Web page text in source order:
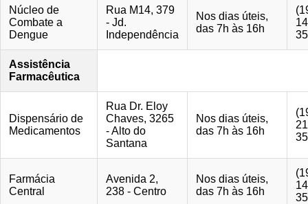
Núcleo de
Combate a
Dengue
Rua M14, 379
- Jd.
Independência
Nos dias úteis,
das 7h às 16h
Assistência
Farmacêutica
Dispensário de
Medicamentos
Rua Dr. Eloy
Chaves, 3265
- Alto do
Santana
Nos dias úteis,
das 7h às 16h
Farmácia
Central
Avenida 2,
238 - Centro
Nos dias úteis,
das 7h às 16h